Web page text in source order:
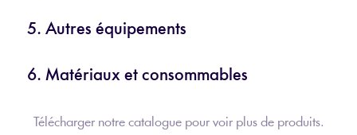
5. Autres équipements
6. Matériaux et consommables
Télécharger notre catalogue pour voir plus de produits.